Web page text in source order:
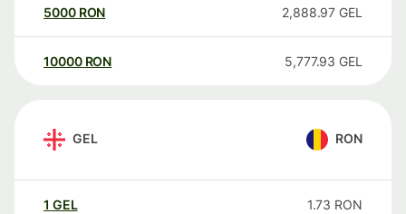
5000 RON 2,888.97 GEL
10000 RON 5,777.93 GEL
GEL RON
1 GEL 1.73 RON